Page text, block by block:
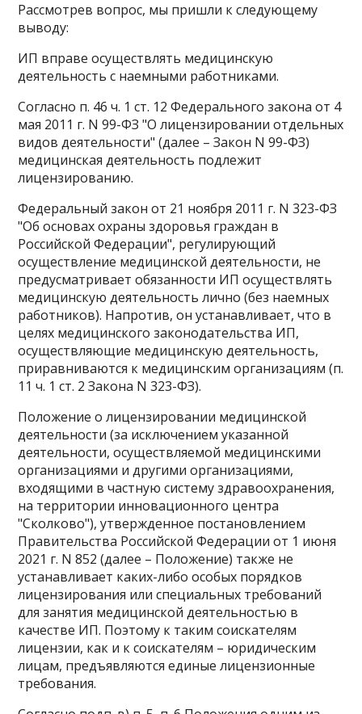
Рассмотрев вопрос, мы пришли к следующему
выводу:
ИП вправе осуществлять медицинскую
деятельность с наемными работниками.
Согласно п. 46 ч. 1 ст. 12 Федерального закона от 4
мая 2011 г. N 99-ФЗ "О лицензировании отдельных
видов деятельности" (далее – Закон N 99-ФЗ)
медицинская деятельность подлежит
лицензированию.
Федеральный закон от 21 ноября 2011 г. N 323-ФЗ
"Об основах охраны здоровья граждан в
Российской Федерации", регулирующий
осуществление медицинской деятельности, не
предусматривает обязанности ИП осуществлять
медицинскую деятельность лично (без наемных
работников). Напротив, он устанавливает, что в
целях медицинского законодательства ИП,
осуществляющие медицинскую деятельность,
приравниваются к медицинским организациям (п.
11 ч. 1 ст. 2 Закона N 323-ФЗ).
Положение о лицензировании медицинской
деятельности (за исключением указанной
деятельности, осуществляемой медицинскими
организациями и другими организациями,
входящими в частную систему здравоохранения,
на территории инновационного центра
"Сколково"), утвержденное постановлением
Правительства Российской Федерации от 1 июня
2021 г. N 852 (далее – Положение) также не
устанавливает каких-либо особых порядков
лицензирования или специальных требований
для занятия медицинской деятельностью в
качестве ИП. Поэтому к таким соискателям
лицензии, как и к соискателям – юридическим
лицам, предъявляются единые лицензионные
требования.